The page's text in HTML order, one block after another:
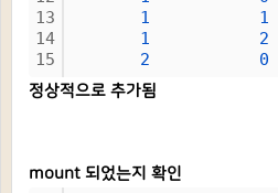
13
14
15
1
1
1
2
2
0
정상적으로 추가됨
mount 되었는지 확인